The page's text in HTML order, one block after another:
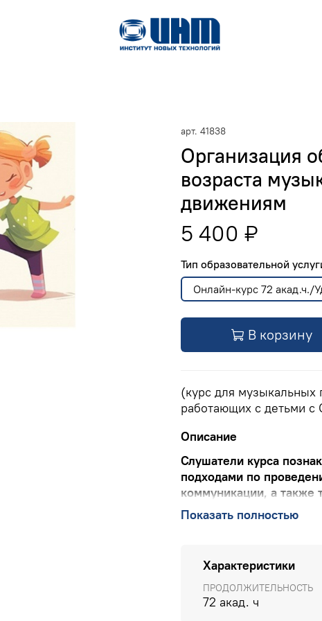
арт. 41838
Организация
возраста
движениям
5 400 ₽
Тип образовательной
Онлайн-курс 72 акад.ч./
В корзину
(курс для музыкальных
работающих с детьми с
Описание
Слушатели курса
подходами по
коммуникации, а также
мероприятий.
ПОДРОБНЕЕ о курсе
Показать полностью
Характеристики
ПРОДОЛЖИТЕЛЬНОСТЬ
72 акад. ч